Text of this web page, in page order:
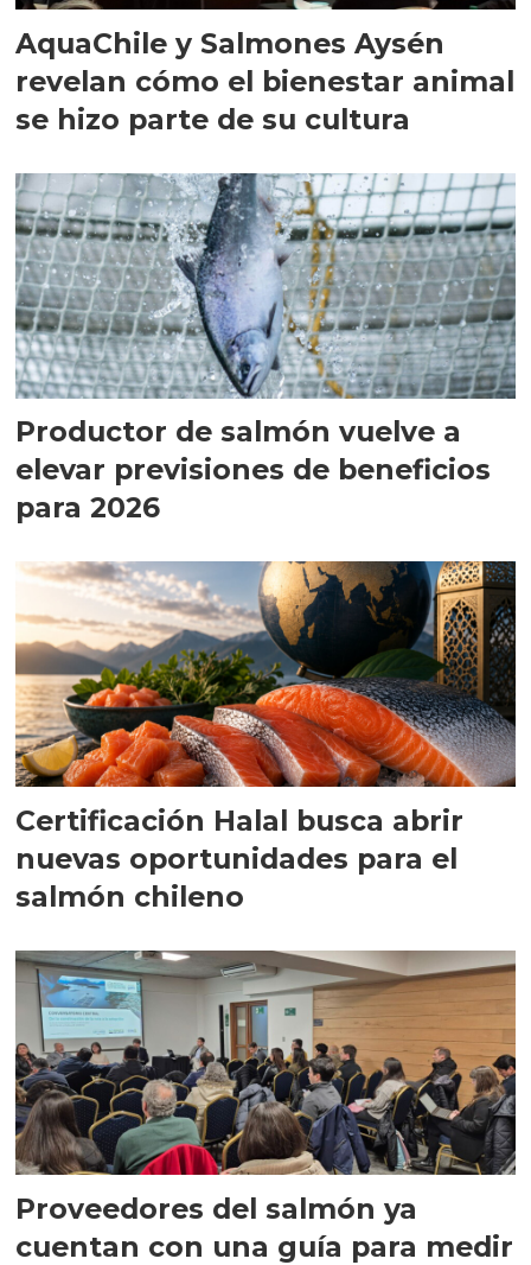
AquaChile y Salmones Aysén
revelan cómo el bienestar animal
se hizo parte de su cultura
Productor de salmón vuelve a
elevar previsiones de beneficios
para 2026
Certificación Halal busca abrir
nuevas oportunidades para el
salmón chileno
Proveedores del salmón ya
cuentan con una guía para medir